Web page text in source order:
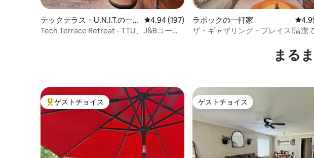
テックテラス・U.N.I.T.の一軒
家
レビュー197件、5つ星中4.94つ星の平均評価
4.94 (197)
Tech Terrace Retreat - TTU、J&Bコーヒ
ラボックの一軒家 レビ
ザ・ギャザリング・プレイス|清潔
まる
大好評のゲストチョイスです。
ゲストチョイス ゲストチョイス
ゲストチョイス